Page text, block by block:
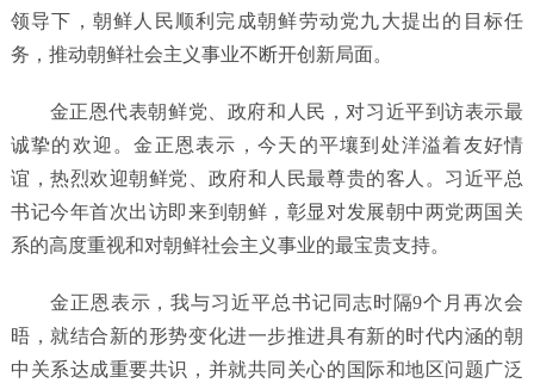
领导下，朝鲜人民顺利完成朝鲜劳动党九大提出的目标任
务，推动朝鲜社会主义事业不断开创新局面。
金正恩代表朝鲜党、政府和人民，对习近平到访表示最
诚挚的欢迎。金正恩表示，今天的平壤到处洋溢着友好情
谊，热烈欢迎朝鲜党、政府和人民最尊贵的客人。习近平总
书记今年首次出访即来到朝鲜，彰显对发展朝中两党两国关
系的高度重视和对朝鲜社会主义事业的最宝贵支持。
金正恩表示，我与习近平总书记同志时隔9个月再次会
晤，就结合新的形势变化进一步推进具有新的时代内涵的朝
中关系达成重要共识，并就共同关心的国际和地区问题广泛